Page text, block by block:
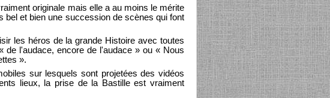
originale mais elle a au moins le mérite
bel et bien une succession de scènes qui font
les héros de la grande Histoire avec toutes
de l'audace, encore de l'audace » ou « Nous
».
sur lesquels sont projetées des vidéos
lieux, la prise de la Bastille est vraiment